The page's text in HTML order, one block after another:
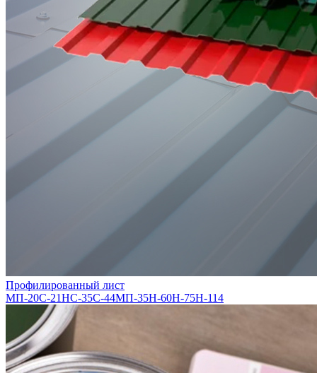
Профилированный лист
МП-20С-21НС-35С-44МП-35Н-60Н-75Н-114